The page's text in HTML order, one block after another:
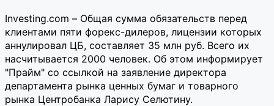
Investing.com – Общая сумма обязательств перед
клиентами пяти форекс-дилеров, лицензии которых
аннулировал ЦБ, составляет 35 млн руб. Всего их
насчитывается 2000 человек. Об этом информирует
"Прайм" со ссылкой на заявление директора
департамента рынка ценных бумаг и товарного
рынка Центробанка Ларису Селютину.